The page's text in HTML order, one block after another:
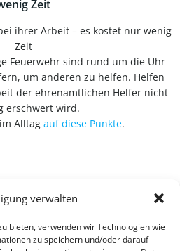
verwalten
bieten, verwenden wir Technologien wie
zu speichern und/oder darauf
Zeit
ihrer Arbeit – es kostet nur wenig
Zeit
Feuerwehr sind rund um die Uhr
um anderen zu helfen. Helfen
der ehrenamtlichen Helfer nicht
erschwert wird.
Alltag auf diese Punkte.